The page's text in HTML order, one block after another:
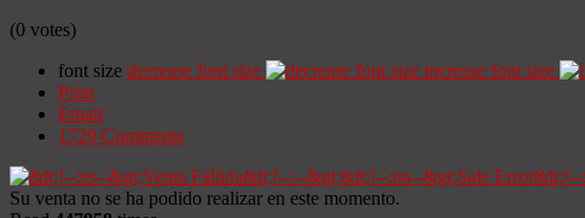
(0 votes)
font size decrease font size
increase font size
Print
Email
1729 Comments
Su venta no se ha podido realizar en este momento.